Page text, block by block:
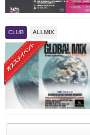
CLUB ALLMIX